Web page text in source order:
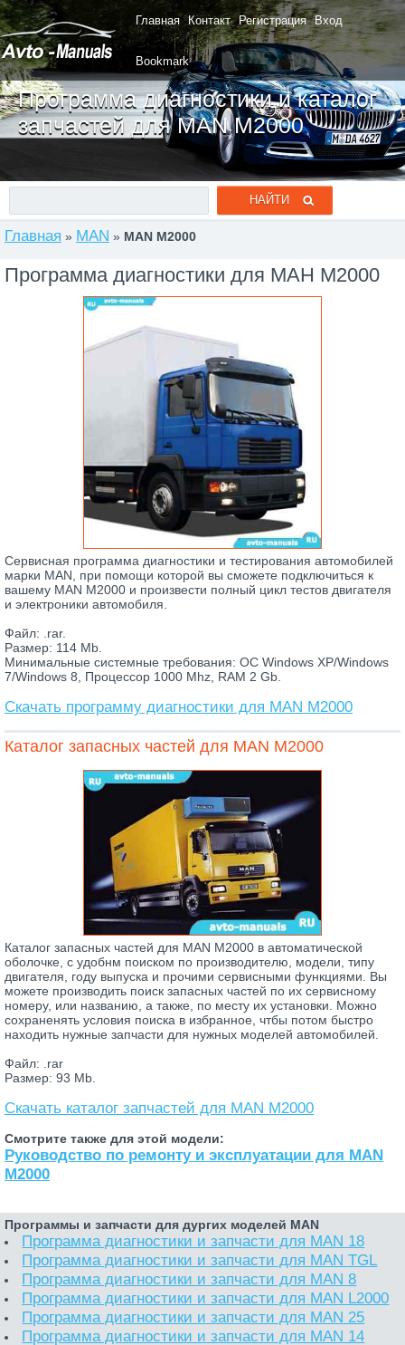
Главная Контакт Регистрация Вход
Bookmark
Программа диагностики и каталог
запчастей для MAN M2000
Главная » MAN » MAN M2000
Программа диагностики для МАН M2000
Сервисная программа диагностики и тестирования автомобилей
марки MAN, при помощи которой вы сможете подключиться к
вашему MAN M2000 и произвести полный цикл тестов двигателя
и электроники автомобиля.
Файл: .rar.
Размер: 114 Mb.
Минимальные системные требования: ОС Windows XP/Windows
7/Windows 8, Процессор 1000 Mhz, RAM 2 Gb.
Скачать программу диагностики для MAN M2000
Каталог запасных частей для MAN M2000
Каталог запасных частей для MAN M2000 в автоматической
оболочке, с удобнм поиском по производителю, модели, типу
двигателя, году выпуска и прочими сервисными функциями. Вы
можете производить поиск запасных частей по их сервисному
номеру, или названию, а также, по месту их установки. Можно
сохраненять условия поиска в избранное, чтбы потом быстро
находить нужные запчасти для нужных моделей автомобилей.
Файл: .rar
Размер: 93 Mb.
Скачать каталог запчастей для MAN M2000
Смотрите также для этой модели:
Руководство по ремонту и эксплуатации для MAN
M2000
Программы и запчасти для дургих моделей MAN
Программа диагностики и запчасти для MAN 18
Программа диагностики и запчасти для MAN TGL
Программа диагностики и запчасти для MAN 8
Программа диагностики и запчасти для MAN L2000
Программа диагностики и запчасти для MAN 25
Программа диагностики и запчасти для MAN 14